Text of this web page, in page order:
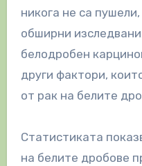
никога не са
обширни
белодробен
други фактори,
от рак на белите
Статистиката
на белите дробове